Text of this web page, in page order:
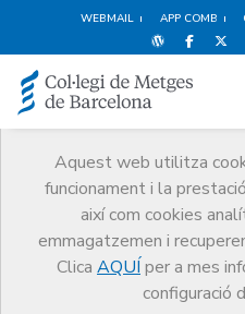
WEBMAIL APP COMB
Aquest web utilitza
funcionament i la
així com cookies
emmagatzemen i
Clica AQUÍ per a mes
configuració
Agenda
Agenda